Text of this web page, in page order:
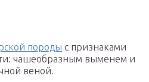
породы с признаками
чашеобразным выменем и
веной.